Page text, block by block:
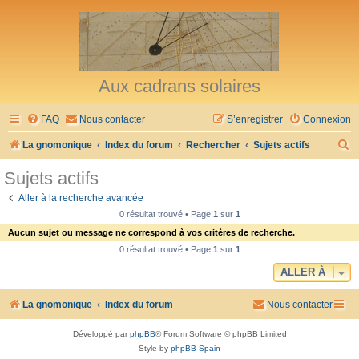
Aux cadrans solaires
FAQ Nous contacter Connexion
S’enregistrer
La gnomonique Index du forum Rechercher Sujets actifs
h
Sujets actifs
Aller à la recherche avancée
0 résultat trouvé • Page 1sur 1
Aucun sujet ou message ne correspond à vos critères de recherche.
0 résultat trouvé • Page 1sur 1
ALLER À
La gnomonique Index du forum Nous contacter
Développé parphpBB® Forum Software © phpBB Limited
Style by phpBB Spain